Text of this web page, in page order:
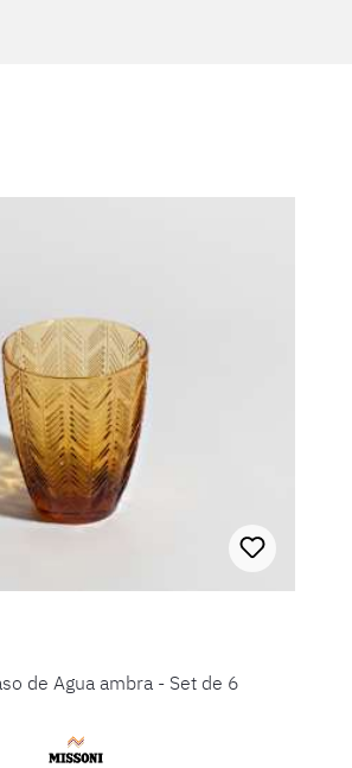
de Agua ambra - Set de 6